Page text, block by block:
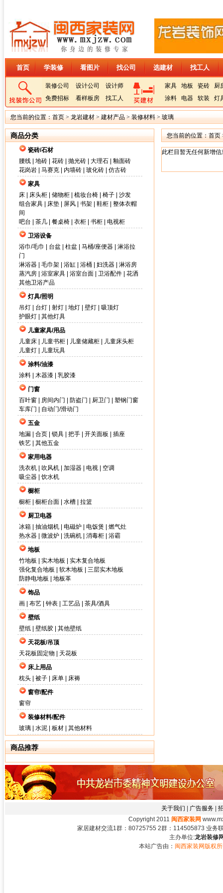
首页 学装修 看图片 找公司 选建材 找工人
装修公司 设计公司
设计师
免费招标
看样板房 找工人
家具 地板 瓷砖
厨
涂料
电器 软装 灯
您当前的位置：首页>龙岩建材>建材产品>装修材料>玻璃
商品分类
瓷砖/石材
腰线| 地砖| 花砖| 抛光砖| 大理石| 釉面砖
花岗岩| 马赛克| 内墙砖| 玻化砖| 仿古砖
家具
床| 床头柜| 储物柜| 梳妆台椅| 椅子| 沙发
组合家具| 床垫| 屏风| 书架| 鞋柜| 整体衣帽
间
吧台
茶几| 餐桌椅| 衣柜| 书柜| 电视柜
卫浴设备
浴巾/毛巾
台盆| 柱盆| 马桶/座便器| 淋浴拉
门
淋浴器| 毛巾架| 浴缸| 浴桶| 妇洗器| 淋浴房
蒸汽房| 浴室家具| 浴室台面| 卫浴配件| 花洒
其他卫浴产品
灯具/照明
吊灯| 台灯| 射灯| 地灯| 壁灯| 吸顶灯
护眼灯| 其他灯具
儿童家具/用品
儿童床| 儿童书柜| 儿童储藏柜|
儿童床头柜
儿童灯|
儿童玩具
涂料/油漆
涂料| 木器漆| 乳胶漆
门窗
百叶窗| 房间内门 防盗门 厨卫门
塑钢门窗
车库门
自动门/滑动门
五金
地漏| 合页| 锁具| 把手| 开关面板
插座
铁艺| 其他五金
家用电器
洗衣机| 吹风机| 加湿器| 电视|
空调
吸尘器| 饮水机
橱柜
橱柜| 橱柜台面| 水槽| 拉篮
厨卫电器
冰箱| 抽油烟机| 电磁炉| 电饭煲
燃气灶
热水器| 微波炉| 洗碗机| 消毒柜| 浴霸
地板
竹地板
实木地板
实木复合地板
强化复合地板
软木地板
三层实木地板
防静电地板
地板革
饰品
画| 布艺| 钟表| 工艺品| 茶具/酒具
壁纸
壁纸| 壁纸胶| 其他壁纸
天花板/吊顶
天花板固定物
天花板
床上用品
枕头| 被子| 床单|
床褥
窗帘/配件
窗帘
装修材料/配件
玻璃| 水泥| 板材| 其他材料
商品推荐
您当前的位置：首页
此栏目暂无任何新增信
关于我们 广告服务|
Copyright 2011 闽西家装网
家居建材交流1群：80725755 2群：114505873 业务
主办单位:龙岩装修
本站广告由： 闽西家装网版权